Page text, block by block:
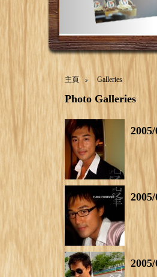
主頁 Galleries
Photo Galleries